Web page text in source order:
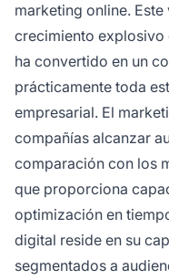
marketing online.
crecimiento explosivo
ha convertido en un
prácticamente toda
empresarial. El
compañías alcanzar
comparación con los
que proporciona
optimización en
digital reside en su
segmentados a